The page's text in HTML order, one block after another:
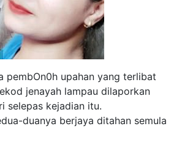
pembOn0h upahan yang terlibat
jenayah lampau dilaporkan
selepas kejadian itu.
duanya berjaya ditahan semula